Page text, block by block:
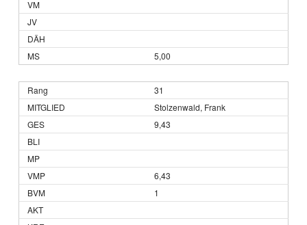
5,00
31
Stolzenwald, Frank
9,43
6,43
1